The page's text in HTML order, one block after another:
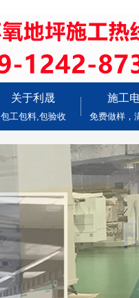
关于利晟
包工包料,包验收
施工
免费做样，